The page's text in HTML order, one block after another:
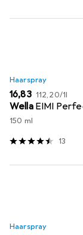
Haarspray
EUR
16,83 EUR
112,20/1l
Wella EIMI
150 ml
13
Haarspray